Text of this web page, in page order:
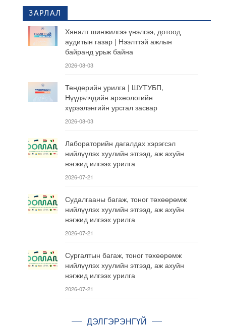
ЗАРЛАЛ
Хяналт шинжилгээ үнэлгээ, дотоод
аудитын газар | Нээлттэй ажлын
байранд урьж байна
2026-08-03
Тендерийн урилга | ШУТУБП,
Нүүдэлчдийн археологийн
хүрээлэнгийн урсгал засвар
2026-08-03
Лабораторийн дагалдах хэрэгсэл
нийлүүлэх хуулийн этгээд, аж ахуйн
нэгжид илгээх урилга
2026-07-21
Судалгааны багаж, тоног төхөөрөмж
нийлүүлэх хуулийн этгээд, аж ахуйн
нэгжид илгээх урилга
2026-07-21
Сургалтын багаж, тоног төхөөрөмж
нийлүүлэх хуулийн этгээд, аж ахуйн
нэгжид илгээх урилга
2026-07-21
ДЭЛГЭРЭНГҮЙ